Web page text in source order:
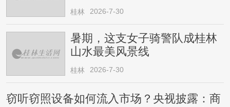
桂林 2026-7-30
暑期，这支女子骑警队成桂林
山水最美风景线
桂林 2026-7-30
窃听窃照设备如何流入市场？央视披露：商